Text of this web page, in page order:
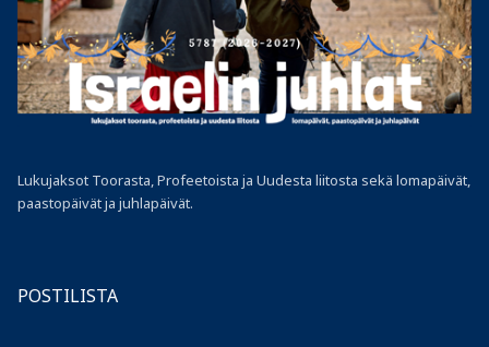
Lukujaksot Toorasta, Profeetoista ja Uudesta liitosta sekä lomapäivät,
paastopäivät ja juhlapäivät.
POSTILISTA